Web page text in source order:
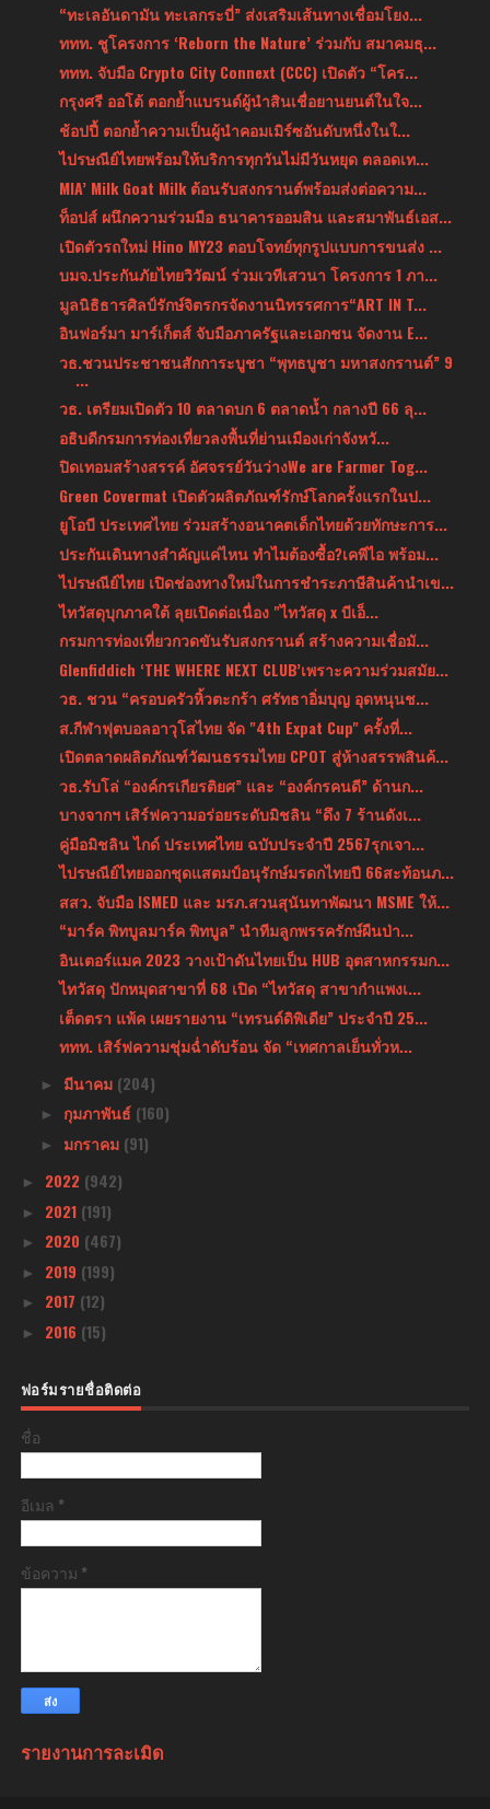
“ทะเลอันดามัน ทะเลกระบี่” ส่งเสริมเส้นทางเชื่อมโยง...
ททท. ชูโครงการ ‘Reborn the Nature’ ร่วมกับ สมาคมธุ...
ททท. จับมือ Crypto City Connext (CCC) เปิดตัว “โคร...
กรุงศรี ออโต้ ตอกย้ำแบรนด์ผู้นำสินเชื่อยานยนต์ในใจ...
ช้อปปี้ ตอกย้ำความเป็นผู้นำคอมเมิร์ซอันดับหนึ่งในใ...
ไปรษณีย์ไทยพร้อมให้บริการทุกวันไม่มีวันหยุด ตลอดเท...
MIA’ Milk Goat Milk ต้อนรับสงกรานต์พร้อมส่งต่อความ...
ท็อปส์ ผนึกความร่วมมือ ธนาคารออมสิน และสมาพันธ์เอส...
เปิดตัวรถใหม่ Hino MY23 ตอบโจทย์ทุกรูปแบบการขนส่ง ...
บมจ.ประกันภัยไทยวิวัฒน์ ร่วมเวทีเสวนา โครงการ 1 ภา...
มูลนิธิธารศิลป์รักษ์จิตรกรจัดงานนิทรรศการ“ART IN T...
อินฟอร์มา มาร์เก็ตส์ จับมือภาครัฐและเอกชน จัดงาน E...
วธ.ชวนประชาชนสักการะบูชา “พุทธบูชา มหาสงกรานต์” 9
...
วธ. เตรียมเปิดตัว 10 ตลาดบก 6 ตลาดน้ำ กลางปี 66 ลุ...
อธิบดีกรมการท่องเที่ยวลงพื้นที่ย่านเมืองเก่าจังหวั...
ปิดเทอมสร้างสรรค์ อัศจรรย์วันว่างWe are Farmer Tog...
Green Covermat เปิดตัวผลิตภัณฑ์รักษ์โลกครั้งแรกในป...
ยูโอบี ประเทศไทย ร่วมสร้างอนาคตเด็กไทยด้วยทักษะการ...
ประกันเดินทางสำคัญแค่ไหน ทำไมต้องซื้อ?เคพีไอ พร้อม...
ไปรษณีย์ไทย เปิดช่องทางใหม่ในการชำระภาษีสินค้านำเข...
ไทวัสดุบุกภาคใต้ ลุยเปิดต่อเนื่อง "ไทวัสดุ x บีเอ็...
กรมการท่องเที่ยวกวดขันรับสงกรานต์ สร้างความเชื่อมั...
Glenfiddich ‘THE WHERE NEXT CLUB’เพราะความร่วมสมัย...
วธ. ชวน “ครอบครัวหิ้วตะกร้า ศรัทธาอิ่มบุญ อุดหนุนช...
ส.กีฬาฟุตบอลอาวุโสไทย จัด "4th Expat Cup" ครั้งที่...
เปิดตลาดผลิตภัณฑ์วัฒนธรรมไทย CPOT สู่ห้างสรรพสินค้...
วธ.รับโล่ “องค์กรเกียรติยศ” และ “องค์กรคนดี” ด้านก...
บางจากฯ เสิร์ฟความอร่อยระดับมิชลิน “ดึง 7 ร้านดังเ...
คู่มือมิชลิน ไกด์ ประเทศไทย ฉบับประจำปี 2567รุกเจา...
ไปรษณีย์ไทยออกชุดแสตมป์อนุรักษ์มรดกไทยปี 66สะท้อนภ...
สสว. จับมือ ISMED และ มรภ.สวนสุนันทาพัฒนา MSME ให้...
“มาร์ค พิทบูลมาร์ค พิทบูล” นำทีมลูกพรรครักษ์ผืนป่า...
อินเตอร์แมค 2023 วางเป้าดันไทยเป็น HUB อุตสาหกรรมก...
ไทวัสดุ ปักหมุดสาขาที่ 68 เปิด “ไทวัสดุ สาขากำแพงเ...
เต็ดตรา แพ้ค เผยรายงาน “เทรนด์ดิพิเดีย” ประจำปี 25...
ททท. เสิร์ฟความชุ่มฉ่ำดับร้อน จัด “เทศกาลเย็นทั่วห...
► มีนาคม (204)
► กุมภาพันธ์ (160)
► มกราคม (91)
► 2022 (942)
► 2021 (191)
► 2020 (467)
► 2019 (199)
► 2017 (12)
► 2016 (15)
ฟอร์มรายชื่อติดต่อ
ชื่อ
อีเมล *
ข้อความ *
รายงานการละเมิด